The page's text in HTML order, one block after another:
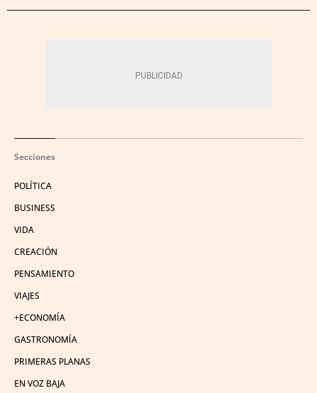
Secciones
POLÍTICA
BUSINESS
VIDA
CREACIÓN
PENSAMIENTO
VIAJES
+ECONOMÍA
GASTRONOMÍA
PRIMERAS PLANAS
EN VOZ BAJA